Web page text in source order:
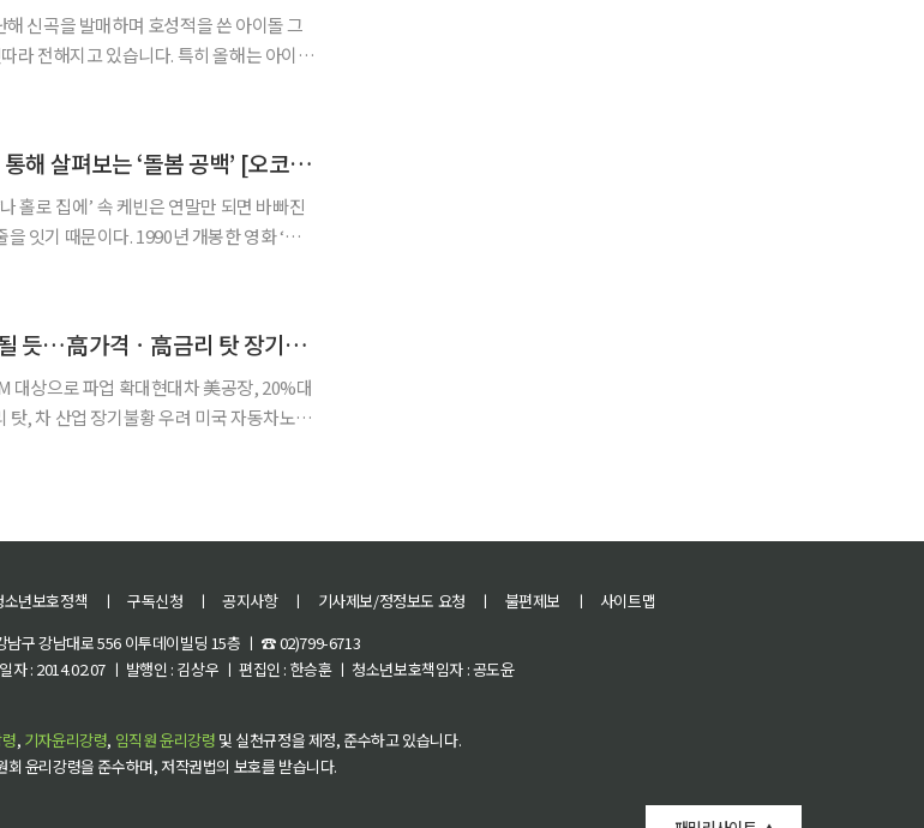
신곡을 발매하며 호성적을 쓴 아이돌 그
있습니다. 특히 올해는 아이돌
크리스마스는 케빈과…‘나 홀로 집에’ 통해 살펴보는 ‘돌봄 공백’ [오코노미]
잇기 때문이다. 1990년 개봉한 영화 ‘나
UAW 파업, 25% 임금인상으로 귀결될 듯…高가격ㆍ高금리 탓 장기불황 우려도
대상으로 파업 확대현대차 美공장, 20%대
장기불황 우려 미국 자동차노조
소년보호정책 ㅣ 구독신청 ㅣ 공지사항 ㅣ 기사제보/정정보도 요청 ㅣ 불편제보 ㅣ
사이트맵
남구 강남대로 556 이투데이빌딩 15층 ㅣ ☎ 02)799-6713
: 2014.02.07 ㅣ 발행인 : 김상우 ㅣ 편집인 : 한승훈 ㅣ 청소년보호책임자 : 공도윤
, 기자윤리강령, 임직원 윤리강령 및 실천규정을 제정, 준수하고 있습니다.
윤리강령을 준수하며, 저작권법의 보호를 받습니다.